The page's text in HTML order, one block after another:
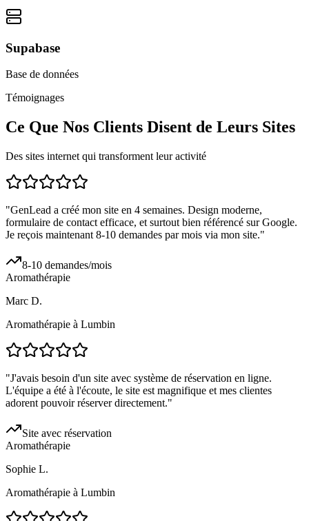
Supabase
Base de données
Témoignages
Ce Que Nos Clients Disent de Leurs Sites
Des sites internet qui transforment leur activité
"GenLead a créé mon site en 4 semaines. Design moderne,
formulaire de contact efficace, et surtout bien référencé sur Google.
Je reçois maintenant 8-10 demandes par mois via mon site."
8-10 demandes/mois
Aromathérapie
Marc D.
Aromathérapie à Lumbin
"J'avais besoin d'un site avec système de réservation en ligne.
L'équipe a été à l'écoute, le site est magnifique et mes clientes
adorent pouvoir réserver directement."
Site avec réservation
Aromathérapie
Sophie L.
Aromathérapie à Lumbin